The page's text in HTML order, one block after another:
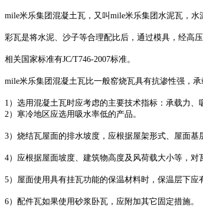
mile米乐集团混凝土瓦，又叫mile米乐集团水泥瓦，
彩瓦是将水泥、沙子等合理配比后，通过模具，经高
相关国家标准有JC/T746-2007标准。
mile米乐集团混凝土瓦比一般窑烧瓦具有抗渗性强，承
1）选用混凝土瓦时应考虑的主要技术指标：承载力、
2）寒冷地区应选用吸水率低的产品。
3）烧结瓦屋面的排水坡度，应根据屋架形式、屋面
4）应根据屋面坡度、建筑物高度及风荷载大小等，对
5）屋面使用具有挂瓦功能的保温材料时，保温层下应
6）配件瓦如果使用砂浆卧瓦，应附加其它固定措施。